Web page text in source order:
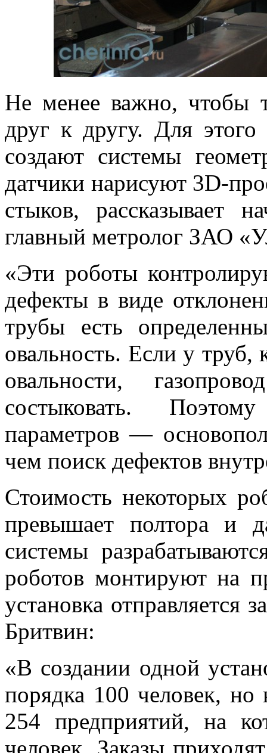
Не менее важно, чтобы
друг к другу. Для этого
создают системы
датчики нарисуют 3D-
стыков, рассказывает
главный метролог ЗАО
«Эти роботы
дефекты в виде
трубы есть
овальность. Если у труб,
овальности,
состыковать.
параметров —
чем поиск дефектов
Стоимость некоторых
превышает полтора и
системы
роботов монтируют на
установка отправляется
Бритвин:
«В создании одной
порядка 100 человек,
254 предприятий, на